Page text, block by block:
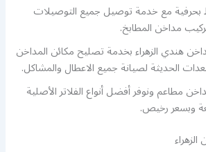
مع خدمة توصيل جميع التوصيلات
مداخن المطابخ.
هندي الزهراء بخدمة تصليح مكائن المداخن
الحديثة لصيانة جميع الاعطال والمشاكل.
مطاعم ونوفر أفضل أنواع الفلاتر الأصلية
وبسعر رخيص.